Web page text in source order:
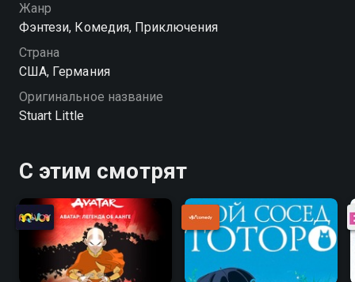
Жанр
Фэнтези, Комедия, Приключения
Страна
США, Германия
Оригинальное название
Stuart Little
С этим смотрят